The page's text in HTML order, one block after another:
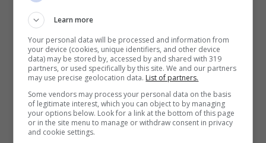
18.a Giornata
Sabato 4 febbraio 2023
Tezenis Verona – Nutribullet Treviso
Basket ore 20.00 Eleven
Learn more
Your personal data will be processed and information from
your device (cookies, unique identifiers, and other device
data) may be stored by, accessed by and shared with 319
partners, or used specifically by this site. We and our partners
may use precise geolocation data. List of partners.
Some vendors may process your personal data on the basis
of legitimate interest, which you can object to by managing
your options below. Look for a link at the bottom of this page
or in the site menu to manage or withdraw consent in privacy
and cookie settings.